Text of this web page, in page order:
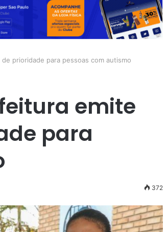
prioridade para pessoas com autismo
emite
para
372